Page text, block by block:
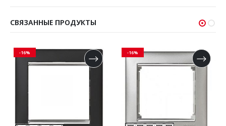
СВЯЗАННЫЕ ПРОДУКТЫ
-16% -16%